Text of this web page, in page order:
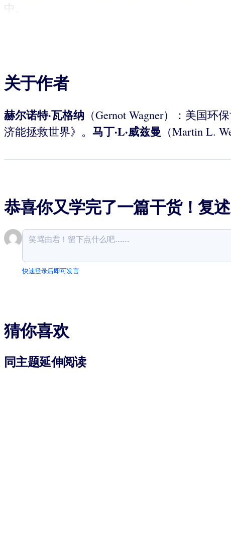
中。
关于作者
赫尔诺特·瓦格纳 （Gernot Wagner）：美国
济能拯救世界》。 马丁·L·威兹曼 （Martin L.
恭喜你又学完了一篇干货！复
快速登录后即可发言
猜你喜欢
同主题延伸阅读